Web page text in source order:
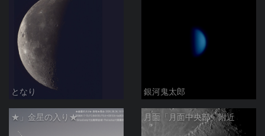
となり 銀河鬼太郎
★」金星の入り★ 月面「月面中央部」附近